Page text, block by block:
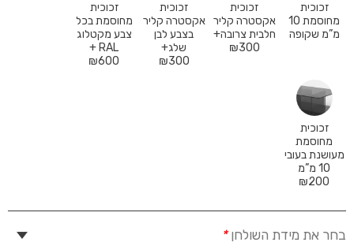
זכוכית
מחוסמת 10
מ”מ שקופה
זכוכית
אקסטרה קליר
חלבית צרובה+
₪300
זכוכית
אקסטרה קליר
בצבע לבן
שלג+
₪300
זכוכית
מחוסמת בכל
צבע מקטלוג
RAL +
₪600
זכוכית
מחוסמת
מעושנת בעובי
10 מ”מ
₪200
בחר את מידת השולחן*